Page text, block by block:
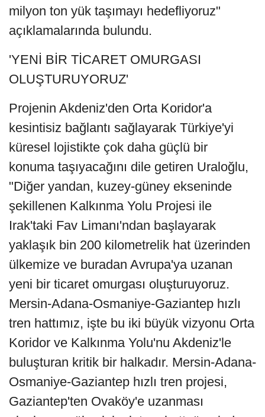
milyon ton yük taşımayı hedefliyoruz"
açıklamalarında bulundu.
'YENİ BİR TİCARET OMURGASI
OLUŞTURUYORUZ'
Projenin Akdeniz'den Orta Koridor'a
kesintisiz bağlantı sağlayarak Türkiye'yi
küresel lojistikte çok daha güçlü bir
konuma taşıyacağını dile getiren Uraloğlu,
"Diğer yandan, kuzey-güney ekseninde
şekillenen Kalkınma Yolu Projesi ile
Irak'taki Fav Limanı'ndan başlayarak
yaklaşık bin 200 kilometrelik hat üzerinden
ülkemize ve buradan Avrupa'ya uzanan
yeni bir ticaret omurgası oluşturuyoruz.
Mersin-Adana-Osmaniye-Gaziantep hızlı
tren hattımız, işte bu iki büyük vizyonu Orta
Koridor ve Kalkınma Yolu'nu Akdeniz'le
buluşturan kritik bir halkadır. Mersin-Adana-
Osmaniye-Gaziantep hızlı tren projesi,
Gaziantep'ten Ovaköy'e uzanması